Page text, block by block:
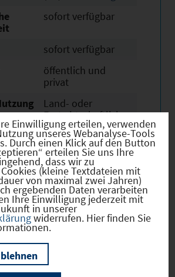
sofort verfügbar
sofort verfügbar
öffentlich und
privat
Land- oder
Fortwirtschaftlich
Einwilligung erteilen, verwenden
unseres Webanalyse-Tools
Durch einen Klick auf den Button
erteilen Sie uns Ihre
dass wir zu
(kleine Textdateien mit
von maximal zwei Jahren)
ergebenden Daten verarbeiten
Ihre Einwilligung jederzeit mit
in unserer
widerrufen. Hier finden Sie